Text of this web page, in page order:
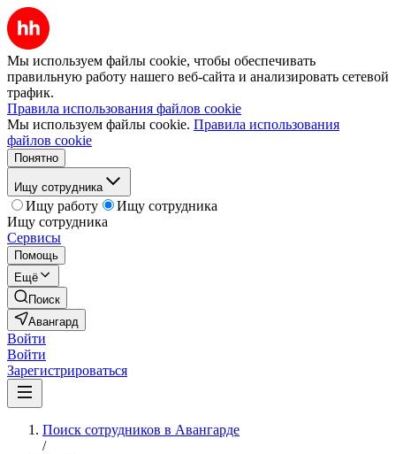
Мы используем файлы cookie, чтобы обеспечивать
правильную работу нашего веб-сайта и анализировать сетевой
трафик.
Правила использования файлов cookie
Мы используем файлы cookie. Правила использования
файлов cookie
Понятно
Ищу сотрудника
Ищу работу
Ищу сотрудника
Ищу сотрудника
Сервисы
Помощь
Ещё
Поиск
Авангард
Войти
Войти
Зарегистрироваться
Поиск сотрудников в Авангарде
/